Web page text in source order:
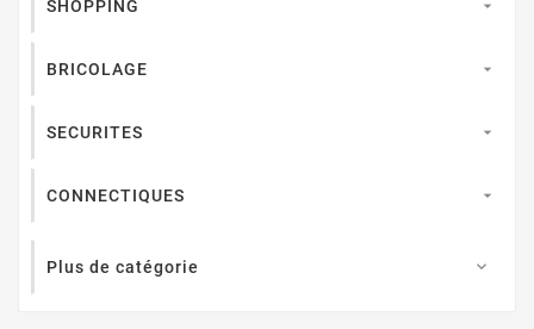
SHOPPING 
BRICOLAGE 
SECURITES 
CONNECTIQUES 
Plus de catégorie 